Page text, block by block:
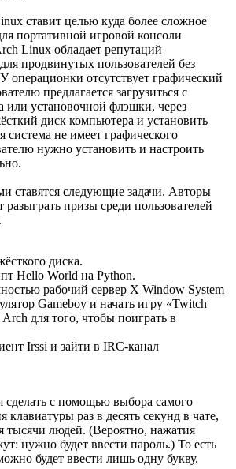
ставит целью куда более сложное
портативной игровой консоли
Linux обладает репутаций
продвинутых пользователей без
операционки отсутствует графический
предлагается загрузиться с
или установочной флэшки, через
диск компьютера и установить
система не имеет графического
нужно установить и настроить
ставятся следующие задачи. Авторы
призы среди пользователей
диска.
Hello World на Python.
рабочий сервер X Window System
Gameboy и начать игру «Twitch
Arch для того, чтобы поиграть в
Irssi и зайти в IRC-канал
сделать с помощью выбора самого
клавиатуры раз в десять секунд в чате,
тысячи людей. (Вероятно, нажатия
нужно будет ввести пароль.) То есть
будет ввести лишь одну букву.